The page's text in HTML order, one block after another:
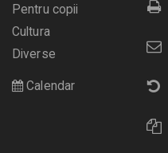
Pentru copii
Cultura
Diverse
Calendar